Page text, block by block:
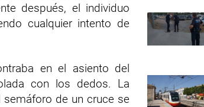
después, el individuo
cualquier intento de
en el asiento del
con los dedos. La
de un cruce se